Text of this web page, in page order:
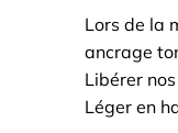
Lors de la
ancrage
Libérer
Léger en